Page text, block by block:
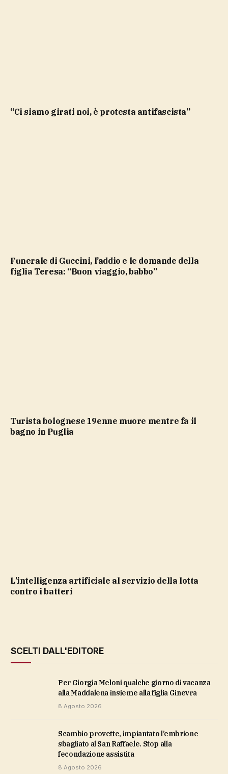
“Ci siamo girati noi, è protesta antifascista”
Funerale di Guccini, l’addio e le domande della
figlia Teresa: “Buon viaggio, babbo”
Turista bolognese 19enne muore mentre fa il
bagno in Puglia
L’intelligenza artificiale al servizio della lotta
contro i batteri
SCELTI DALL'EDITORE
Per Giorgia Meloni qualche giorno di vacanza
alla Maddalena insieme alla figlia Ginevra
8 Agosto 2026
Scambio provette, impiantato l’embrione
sbagliato al San Raffaele. Stop alla
fecondazione assistita
8 Agosto 2026